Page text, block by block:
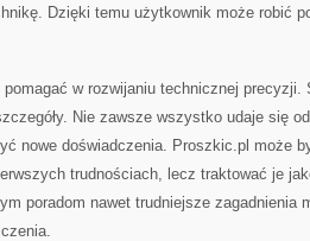
Dzięki temu użytkownik może robić
w rozwijaniu technicznej
Nie zawsze wszystko udaje się
nowe doświadczenia. Proszkic.pl może
trudnościach, lecz traktować je
poradom nawet trudniejsze zagadnienia